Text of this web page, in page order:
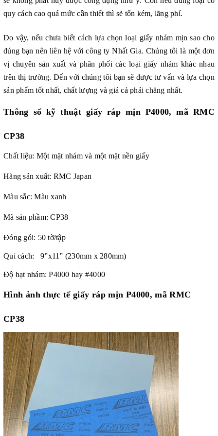
quy cách cao quá mức cần thiết thì sẽ tốn kém, lãng phí.
Do vậy, nếu chưa biết cách lựa chọn loại giấy nhám mịn sao cho
đúng bạn nên liên hệ với công ty Nhất Gia. Chúng tôi là một đơn
vị chuyên sản xuất và phân phối các loại giấy nhám khác nhau
trên thị trường. Đến với chúng tôi bạn sẽ được tư vấn và lựa chọn
sản phẩm tốt nhất, chất lượng và giá cả phải chăng nhất.
Thông số kỹ thuật giấy ráp mịn P4000, mã RMC
CP38
Chất liệu: Một mặt nhám và một mặt nền giấy
Hãng sản xuất: RMC Japan
Màu sắc: Màu xanh
Mã sản phầm: CP38
Đóng gói: 50 tờ/tập
Qui cách: 9”x11” (230mm x 280mm)
Độ hạt nhám:P4000 hay #4000
Hình ảnh thực tếgiấy ráp mịn P4000, mã RMC
CP38